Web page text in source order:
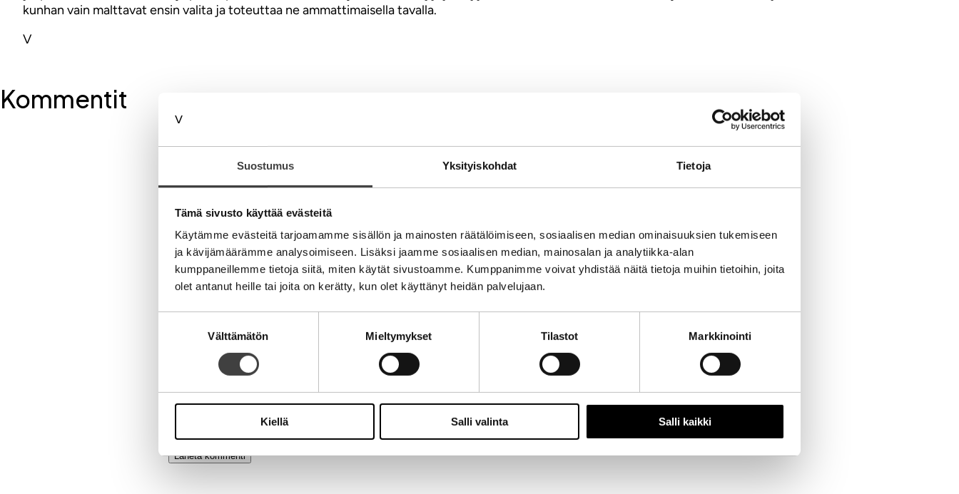
Suostumus Yksityiskohdat Tietoja
Tämä sivusto käyttää evästeitä
Käytämme evästeitä tarjoamamme sisällön ja mainosten räätälöimiseen, sosiaalisen median ominaisuuksien tukemiseen
ja kävijämäärämme analysoimiseen. Lisäksi jaamme sosiaalisen median, mainosalan ja analytiikka-alan
kumppaneillemme tietoja siitä, miten käytät sivustoamme. Kumppanimme voivat yhdistää näitä tietoja muihin tietoihin, joita
olet antanut heille tai joita on kerätty, kun olet käyttänyt heidän palvelujaan.
Välttämätön Mieltymykset Tilastot Markkinointi
Kiellä Salli valinta Salli kaikki
kunhan vain malttavat ensin valita ja toteuttaa ne ammattimaisella tavalla.
V
Kommentit
Kirjoita kommentti
Nimi
Sähköpostiosoite
Kotisivu